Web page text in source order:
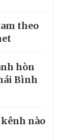
theo
hòn
Bình
nào